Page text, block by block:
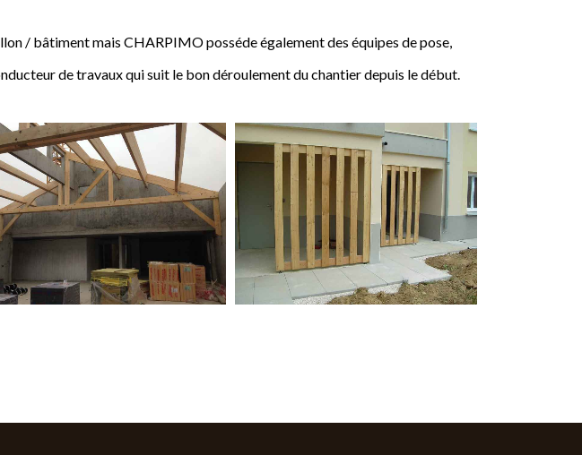
/ bâtiment mais CHARPIMO posséde également des équipes de pose,
de travaux qui suit le bon déroulement du chantier depuis le début.